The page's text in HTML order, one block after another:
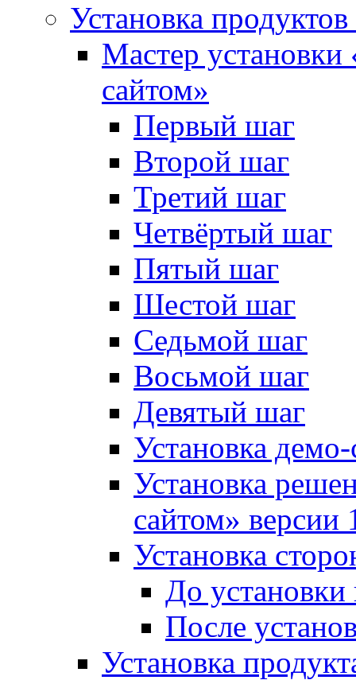
Установка
Мастер
сайтом»
Первый шаг
Второй шаг
Третий шаг
Четвёртый шаг
Пятый шаг
Шестой шаг
Седьмой шаг
Восьмой шаг
Девятый шаг
Установка
Установка
сайтом»
Установка
До установки
После
Установка